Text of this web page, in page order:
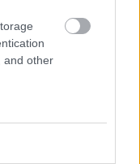
and other